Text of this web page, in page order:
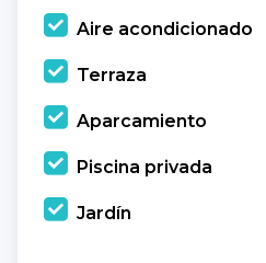
Aire acondicionado
Terraza
Aparcamiento
Piscina privada
Jardín